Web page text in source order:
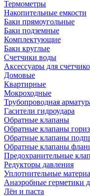
Термометры
Накопительные емкости
Баки прямоугольные
Баки подземные
Комплектующие
Баки круглые
Счетчики воды
Аксессуары для
Домовые
Квартирные
Мокроходные
Трубопроводная
Гасители гидроудара
Обратные клапаны
Обратные клапаны
Обратные клапаны
Обратные клапаны
Предохранительные
Редукторы давления
Уплотнительные
Анаэробные герметики
Лён и паста